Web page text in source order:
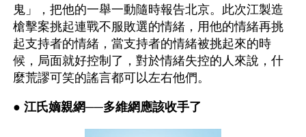
鬼」，把他的一舉一動隨時報告北京。此次江製造
槍擊案挑起連戰不服敗選的情緒，用他的情緒再挑
起支持者的情緒，當支持者的情緒被挑起來的時
候，局面就好控制了，對於情緒失控的人來說，什
麼荒謬可笑的謠言都可以左右他們。
● 江氏嫡親網──多維網應該收手了